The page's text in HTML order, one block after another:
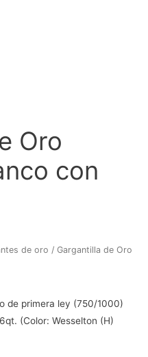
Oro
con
de oro / Gargantilla de Oro
de primera ley (750/1000)
(Color: Wesselton (H)